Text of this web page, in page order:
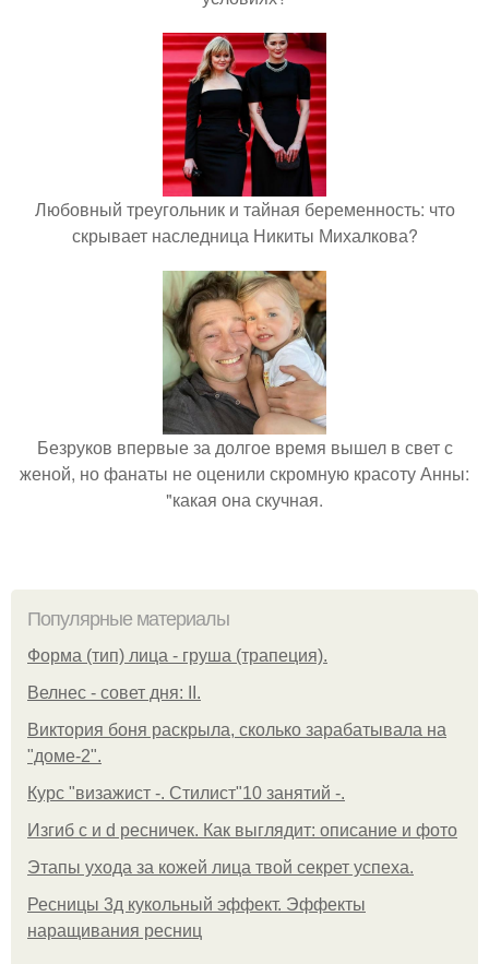
Любовный треугольник и тайная беременность: что
скрывает наследница Никиты Михалкова?
Безруков впервые за долгое время вышел в свет с
женой, но фанаты не оценили скромную красоту Анны:
"какая она скучная.
Популярные материалы
Форма (тип) лица - груша (трапеция).
Велнес - совет дня: II.
Виктория боня раскрыла, сколько зарабатывала на
"доме-2".
Курс "визажист -. Стилист"10 занятий -.
Изгиб c и d ресничек. Как выглядит: описание и фото
Этапы ухода за кожей лица твой секрет успеха.
Ресницы 3д кукольный эффект. Эффекты
наращивания ресниц